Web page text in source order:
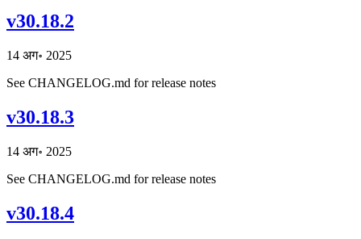
v30.18.2
14 अग॰ 2025
See CHANGELOG.md for release notes
v30.18.3
14 अग॰ 2025
See CHANGELOG.md for release notes
v30.18.4